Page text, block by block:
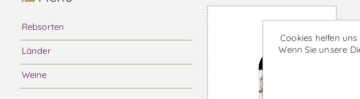
Rebsorten
Länder
Weine
Cookies helfen
Wenn Sie unsere